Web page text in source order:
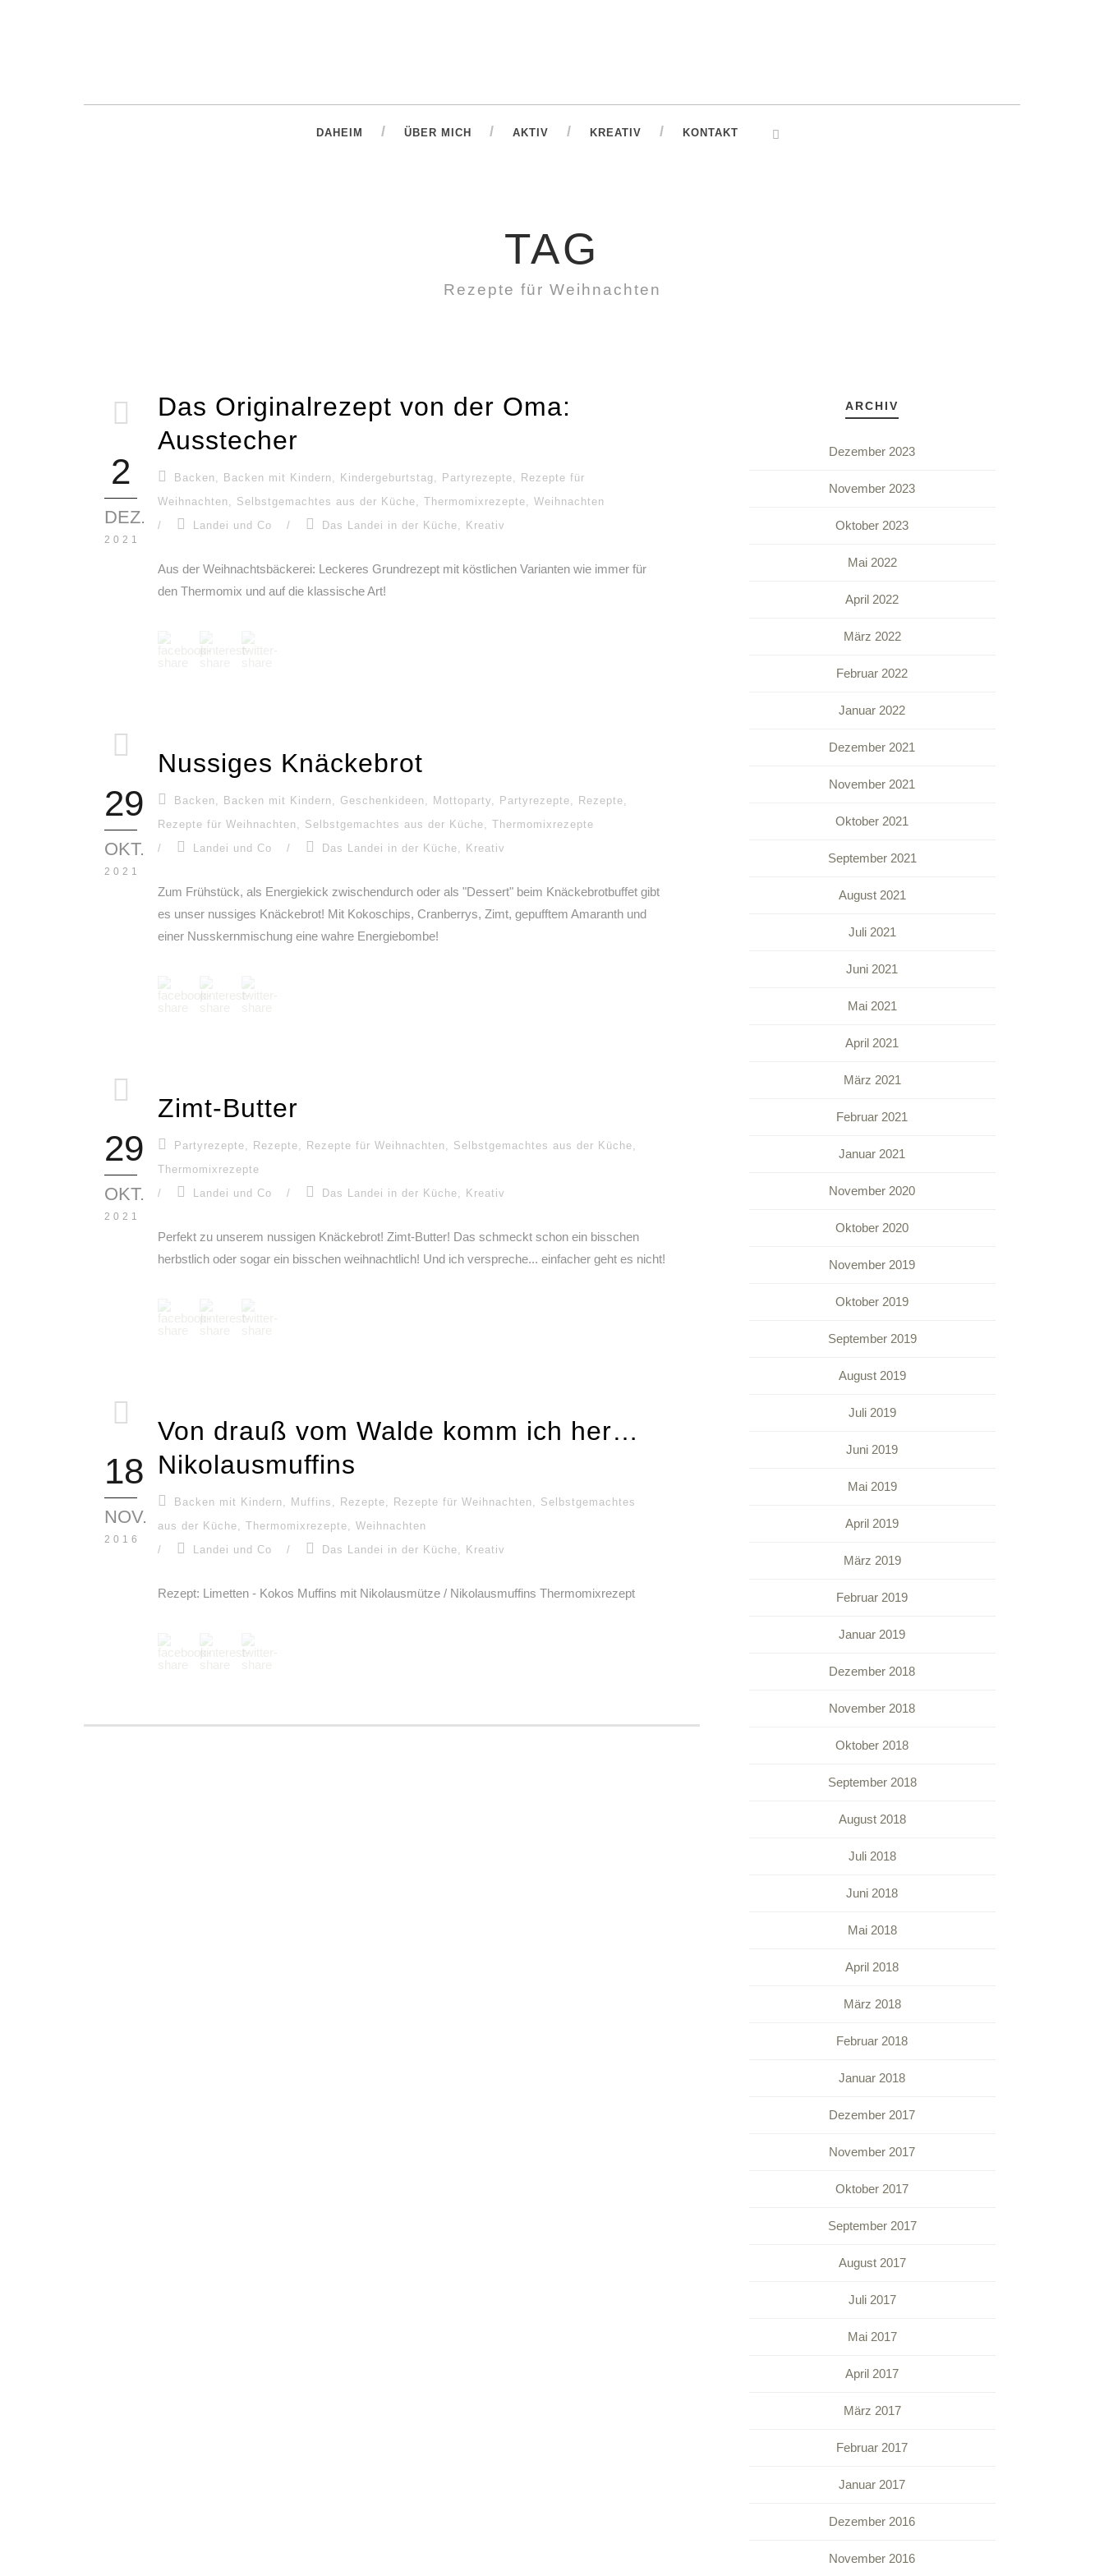
DAHEIM ÜBER MICH AKTIV KREATIV KONTAKT
TAG
Rezepte für Weihnachten
2
DEZ.
2021
Das Originalrezept von der Oma:
Ausstecher
Backen, Backen mit Kindern, Kindergeburtstag , Partyrezepte, Rezepte für
Weihnachten, Selbstgemachtes aus der Küche, Thermomixrezepte, Weihnachten
/
Landei und Co / Das Landei in der Küche, Kreativ
Aus der Weihnachtsbäckerei: Leckeres Grundrezept mit köstlichen Varianten wie immer für
den Thermomix und auf die klassische Art!
29
OKT.
2021
Nussiges Knäckebrot
Backen, Backen mit Kindern, Geschenkideen, Mottoparty, Partyrezepte, Rezepte,
Rezepte für Weihnachten, Selbstgemachtes aus der Küche, Thermomixrezepte
/
Landei und Co / Das Landei in der Küche, Kreativ
Zum Frühstück, als Energiekick zwischendurch oder als "Dessert" beim Knäckebrotbuffet gibt
es unser nussiges Knäckebrot! Mit Kokoschips, Cranberrys, Zimt, gepufftem Amaranth und
einer Nusskernmischung eine wahre Energiebombe!
29
OKT.
2021
Zimt-Butter
Partyrezepte, Rezepte, Rezepte für Weihnachten, Selbstgemachtes aus der Küche,
Thermomixrezepte
/
Landei und Co / Das Landei in der Küche, Kreativ
Perfekt zu unserem nussigen Knäckebrot! Zimt-Butter! Das schmeckt schon ein bisschen
herbstlich oder sogar ein bisschen weihnachtlich! Und ich verspreche... einfacher geht es nicht!
18
NOV.
2016
Von drauß vom Walde komm ich her…
Nikolausmuffins
Backen mit Kindern, Muffins , Rezepte, Rezepte für Weihnachten, Selbstgemachtes
aus der Küche, Thermomixrezepte, Weihnachten
/
Landei und Co / Das Landei in der Küche, Kreativ
Rezept: Limetten - Kokos Muffins mit Nikolausmütze / Nikolausmuffins Thermomixrezept
ARCHIV
Dezember 2023
November 2023
Oktober 2023
Mai 2022
April 2022
März 2022
Februar 2022
Januar 2022
Dezember 2021
November 2021
Oktober 2021
September 2021
August 2021
Juli 2021
Juni 2021
Mai 2021
April 2021
März 2021
Februar 2021
Januar 2021
November 2020
Oktober 2020
November 2019
Oktober 2019
September 2019
August 2019
Juli 2019
Juni 2019
Mai 2019
April 2019
März 2019
Februar 2019
Januar 2019
Dezember 2018
November 2018
Oktober 2018
September 2018
August 2018
Juli 2018
Juni 2018
Mai 2018
April 2018
März 2018
Februar 2018
Januar 2018
Dezember 2017
November 2017
Oktober 2017
September 2017
August 2017
Juli 2017
Mai 2017
April 2017
März 2017
Februar 2017
Januar 2017
Dezember 2016
November 2016